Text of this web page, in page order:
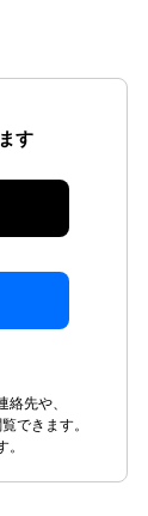
す
先や、
できます。